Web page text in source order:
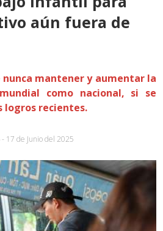
aún fuera de
nunca mantener y aumentar la
como nacional, si se
logros recientes.
17 de Junio del 2025